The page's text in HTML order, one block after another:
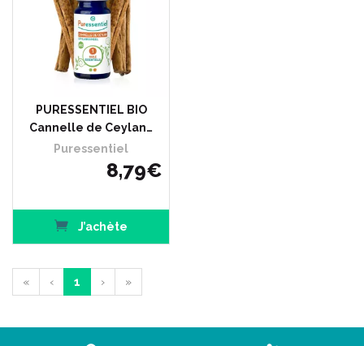
PURESSENTIEL BIO
Cannelle de Ceylan…
Puressentiel
8,79€
J’achète
« ‹ 1 › »